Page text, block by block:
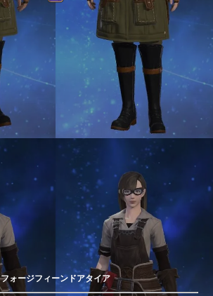
フォージフィーンドアタイア